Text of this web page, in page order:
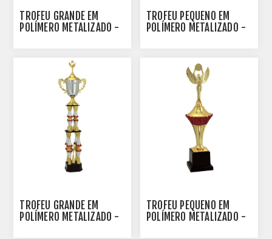
TROFÉU GRANDE EM
POLÍMERO METALIZADO -
TROFÉU PEQUENO EM
POLÍMERO METALIZADO -
TROFÉU GRANDE EM
POLÍMERO METALIZADO -
TROFÉU PEQUENO EM
POLÍMERO METALIZADO -